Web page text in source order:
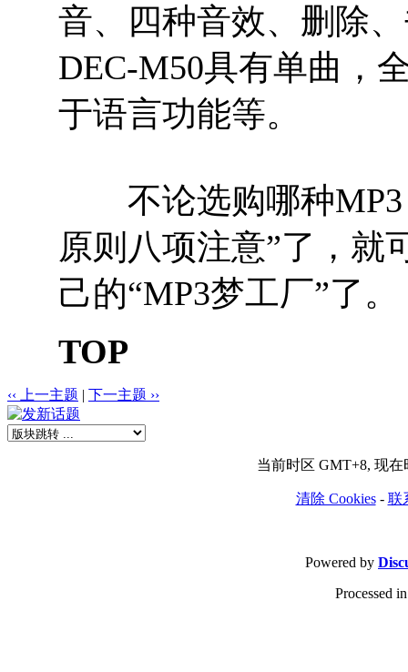
音、四种音效、删除
DEC-M50具有单曲，
于语言功能等。
不论选购哪种MP3
原则八项注意”了，就
己的“MP3梦工厂”了。
TOP
‹‹ 上一主题 | 下一主题 ››
当前时区 GMT+8, 现在
清除 Cookies- 联
Powered by
Processed